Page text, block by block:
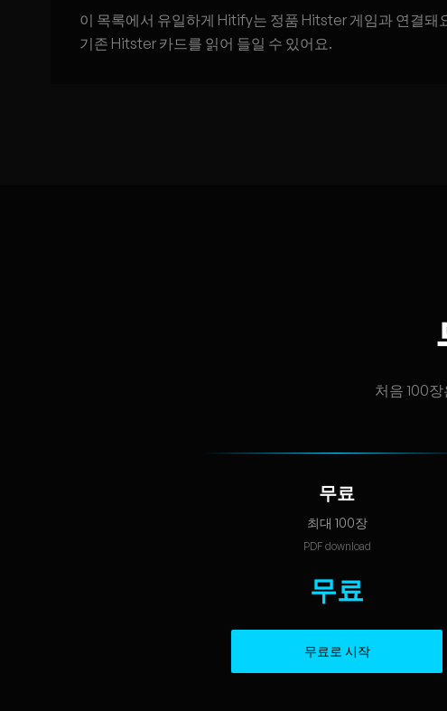
이 목록에서 유일하게 Hitify는 정품 Hitster 게임과 연결돼
기존 Hitster 카드를 읽어 들일 수 있어요.
처음 100
무료
최대 100장
PDF download
무료
무료로 시작